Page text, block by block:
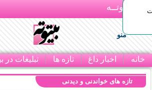
بـیتوتــه
منو
خانه اخبار داغ تازه ها تبلیغات در
تازه های خواندنی و دیدنی